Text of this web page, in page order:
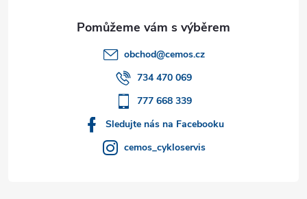
obchod@cemos.cz
734 470 069
777 668 339
Sledujte nás na Facebooku
cemos_cykloservis